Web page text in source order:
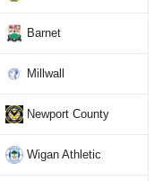
Barnet
Millwall
Newport County
Wigan Athletic